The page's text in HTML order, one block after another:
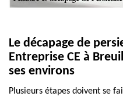
Le décapage de
Entreprise CE à
ses environs
Plusieurs étapes doivent se